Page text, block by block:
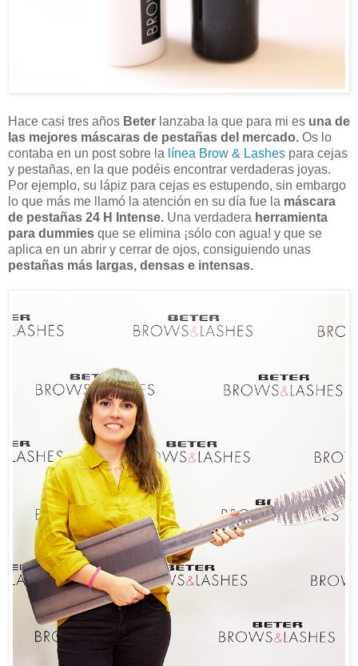
Hace casi tres años Beter lanzaba la que para mi es una de
las mejores máscaras de pestañas del mercado. Os lo
contaba en un post sobre la línea Brow & Lashes para cejas
y pestañas, en la que podéis encontrar verdaderas joyas.
Por ejemplo, su lápiz para cejas es estupendo, sin embargo
lo que más me llamó la atención en su día fue la máscara
de pestañas 24 H Intense. Una verdadera herramienta
para dummies que se elimina ¡sólo con agua! y que se
aplica en un abrir y cerrar de ojos, consiguiendo unas
pestañas más largas, densas e intensas.